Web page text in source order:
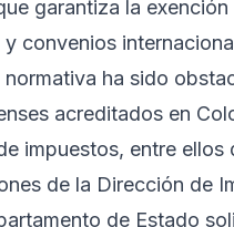
garantiza la
convenios
ha sido
acreditados en
impuestos, entre
de la Dirección de
de Estado